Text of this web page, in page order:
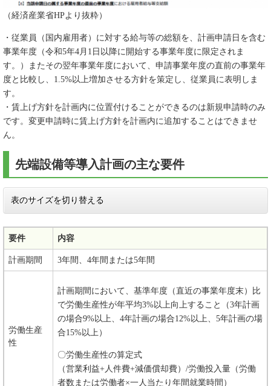
（経済産業省HPより抜粋）
・従業員（国内雇用者）に対する給与等の総額を、計画申請日を含む
事業年度（令和5年4月1日以降に開始する事業年度に限定されま
す。）またその翌年事業年度において、申請事業年度の直前の事業年
度と比較し、1.5%以上増加させる方針を策定し、従業員に表明しま
す。
・賃上げ方針を計画内に位置付けることができるのは新規申請時のみ
です。変更申請時に賃上げ方針を計画内に追加することはできませ
ん。
先端設備等導入計画の主な要件
表のサイズを切り替える
要件 内容
計画期間 3年間、4年間または5年間
労働生産
性
計画期間において、基準年度（直近の事業年度末）比
で労働生産性が年平均3%以上向上すること（3年計画
の場合9%以上、4年計画の場合12%以上、5年計画の場
合15%以上）
〇労働生産性の算定式
（営業利益+人件費+減価償却費）/労働投入量（労働
者数または労働者×一人当たり年間就業時間）